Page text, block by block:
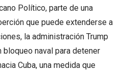
Político, parte de una
que puede extenderse a
la administración Trump
naval para detener
Cuba, una medida que